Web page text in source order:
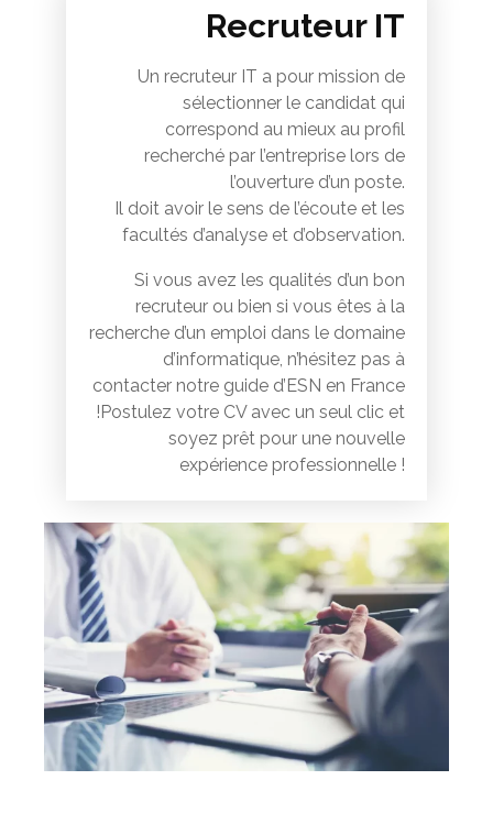
Recruteur IT
Un recruteur IT a pour mission de
sélectionner le candidat qui
correspond au mieux au profil
recherché par l’entreprise lors de
l’ouverture d’un poste.
Il doit avoir le sens de l’écoute et les
facultés d’analyse et d’observation.
Si vous avez les qualités d’un bon
recruteur ou bien si vous êtes à la
recherche d’un emploi dans le domaine
d’informatique, n’hésitez pas à
contacter notre guide d’ESN en France
!Postulez votre CV avec un seul clic et
soyez prêt pour une nouvelle
expérience professionnelle !